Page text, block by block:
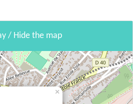
/ Hide the map
×